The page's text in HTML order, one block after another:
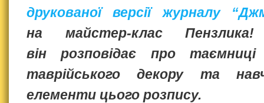
друкованої версії журналу
на майстер-клас
він розповідає про таємниці
таврійського декору та
елементи цього розпису.